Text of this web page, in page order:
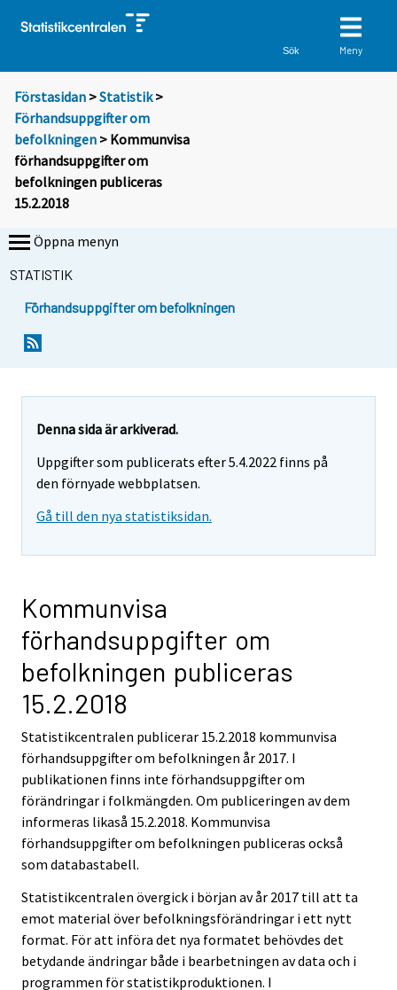
Sök Meny
Förstasidan >Statistik >
Förhandsuppgifter om
befolkningen > Kommunvisa
förhandsuppgifter om
befolkningen publiceras
15.2.2018
Öppna menyn
STATISTIK
Förhandsuppgifter om befolkningen
Denna sida är arkiverad.
Uppgifter som publicerats efter 5.4.2022 finns på
den förnyade webbplatsen.
Gå till den nya statistiksidan.
Kommunvisa
förhandsuppgifter om
befolkningen publiceras
15.2.2018
Statistikcentralen publicerar 15.2.2018 kommunvisa
förhandsuppgifter om befolkningen år 2017. I
publikationen finns inte förhandsuppgifter om
förändringar i folkmängden. Om publiceringen av dem
informeras likaså 15.2.2018. Kommunvisa
förhandsuppgifter om befolkningen publiceras också
som databastabell.
Statistikcentralen övergick i början av år 2017 till att ta
emot material över befolkningsförändringar i ett nytt
format. För att införa det nya formatet behövdes det
betydande ändringar både i bearbetningen av data och i
programmen för statistikproduktionen. I